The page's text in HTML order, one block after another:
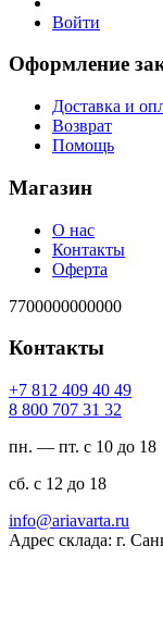
Войти
Оформление
Доставка и
Возврат
Помощь
Магазин
О нас
Контакты
Оферта
7700000000000
Контакты
94 04 904 218 7+
23 13 707 008 8
пн. — пт. с 10 до 18
сб. с 12 до 18
ur.atravaira@ofni
Адрес склада: г.